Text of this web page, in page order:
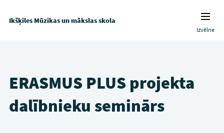
Ikšķiles Mūzikas un mākslas skola
Izvēlne
ERASMUS PLUS projekta
dalībnieku seminārs